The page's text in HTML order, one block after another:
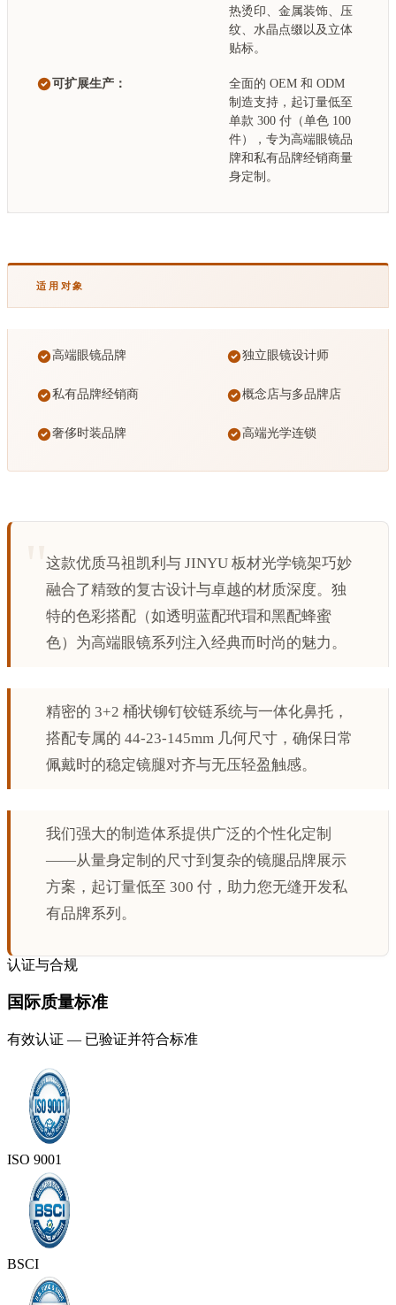
热烫印、金属装饰、压
纹、水晶点缀以及立体
贴标。
可扩展生产：
全面的 OEM 和 ODM
制造支持，起订量低至
单款 300 付（单色 100
件），专为高端眼镜品
牌和私有品牌经销商量
身定制。
适用对象
高端眼镜品牌 独立眼镜设计师
私有品牌经销商 概念店与多品牌店
奢侈时装品牌 高端光学连锁
这款优质马祖凯利与 JINYU 板材光学镜架巧妙
融合了精致的复古设计与卓越的材质深度。独
特的色彩搭配（如透明蓝配玳瑁和黑配蜂蜜
色）为高端眼镜系列注入经典而时尚的魅力。
精密的 3+2 桶状铆钉铰链系统与一体化鼻托，
搭配专属的 44-23-145mm 几何尺寸，确保日常
佩戴时的稳定镜腿对齐与无压轻盈触感。
我们强大的制造体系提供广泛的个性化定制
——从量身定制的尺寸到复杂的镜腿品牌展示
方案，起订量低至 300 付，助力您无缝开发私
有品牌系列。
认证与合规
国际质量标准
有效认证 — 已验证并符合标准
ISO 9001
BSCI